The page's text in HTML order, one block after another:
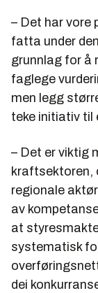
– Det har vore
fatta under
grunnlag for å
faglege
men legg
teke initiativ til
– Det er viktig
kraftsektoren,
regionale
av
at
systematisk
dei